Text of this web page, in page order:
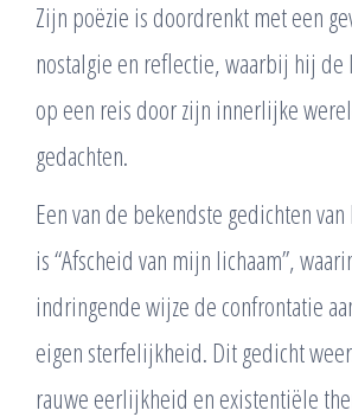
Zijn poëzie is doordrenkt met een
nostalgie en reflectie, waarbij hij de
op een reis door zijn innerlijke
gedachten.
Een van de bekendste gedichten
is “Afscheid van mijn lichaam”,
indringende wijze de confrontatie
eigen sterfelijkheid. Dit gedicht
rauwe eerlijkheid en existentiële